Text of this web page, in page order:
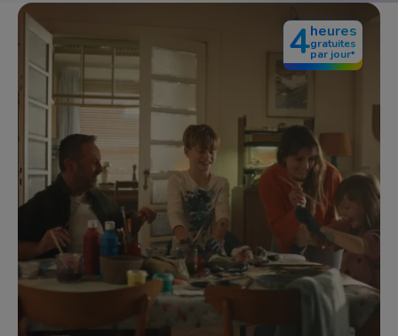
Image
4heures
gratuites
par jour*